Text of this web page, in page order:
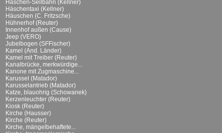
Häschen-Seilbahn (Kellner)
Häschentaxi (Kellner)
Häuschen (C. Fritzsche)
Hühnerhof (Reuter)
Innenhof außen (Cause)
Jeep (VERO)
Jubelbogen (SFFischer)
Kamel (And. Länder)
Kamel mit Treiber (Reuter)
Kanalbrücke, merkwürdige...
Kanone mit Zugmaschine...
Karussel (Matador)
Karusselantrieb (Matador)
Katze, blauohrig (Schowanek)
Kerzenleuchter (Reuter)
Kiosk (Reuter)
Kirche (Hausser)
Kirche (Reuter)
Kirche, mängelbehaftete...